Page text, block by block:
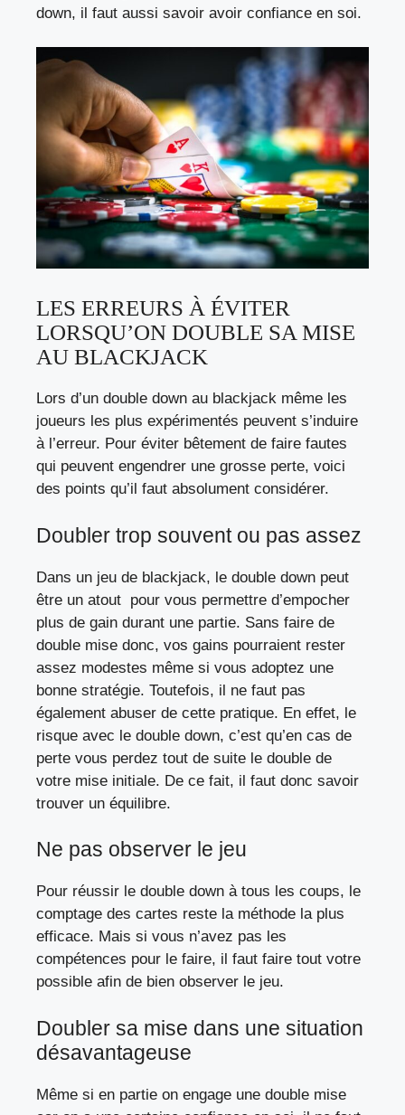
down, il faut aussi savoir avoir confiance en soi.
LES ERREURS À ÉVITER
LORSQU’ON DOUBLE SA MISE
AU BLACKJACK
Lors d’un double down au blackjack même les
joueurs les plus expérimentés peuvent s’induire
à l’erreur. Pour éviter bêtement de faire fautes
qui peuvent engendrer une grosse perte, voici
des points qu’il faut absolument considérer.
Doubler trop souvent ou pas assez
Dans un jeu de blackjack, le double down peut
être un atout pour vous permettre d’empocher
plus de gain durant une partie. Sans faire de
double mise donc, vos gains pourraient rester
assez modestes même si vous adoptez une
bonne stratégie. Toutefois, il ne faut pas
également abuser de cette pratique. En effet, le
risque avec le double down, c’est qu’en cas de
perte vous perdez tout de suite le double de
votre mise initiale. De ce fait, il faut donc savoir
trouver un équilibre.
Ne pas observer le jeu
Pour réussir le double down à tous les coups, le
comptage des cartes reste la méthode la plus
efficace. Mais si vous n’avez pas les
compétences pour le faire, il faut faire tout votre
possible afin de bien observer le jeu.
Doubler sa mise dans une situation
désavantageuse
Même si en partie on engage une double mise